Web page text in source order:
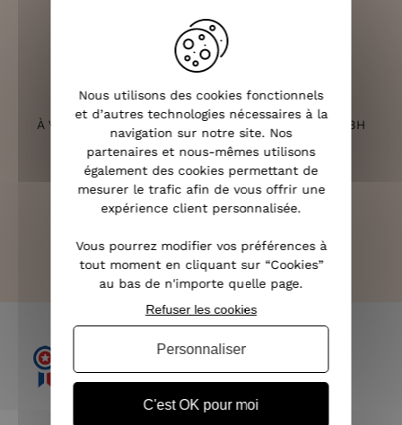
SERVICE CLIENT
À VOTRE ÉCOUTE DU LUNDI AU SAMEDI DE 10H À 18H
PAIEMENT 100% SÉCURISÉ
CB, PAYPAL, APPLE PAY ET 3X SANS FRAIS
Nous utilisons des cookies fonctionnels
et d’autres technologies nécessaires à la
navigation sur notre site. Nos
partenaires et nous-mêmes utilisons
également des cookies permettant de
mesurer le trafic afin de vous offrir une
expérience client personnalisée.
Vous pourrez modifier vos préférences à
tout moment en cliquant sur “Cookies”
au bas de n'importe quelle page.
C'est OK pour moi
Refuser les cookies
Personnaliser